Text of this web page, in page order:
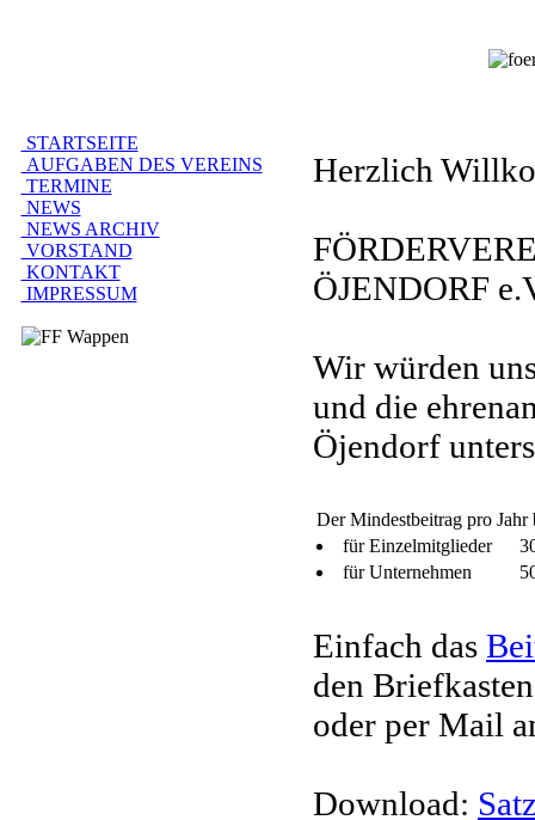
STARTSEITE
AUFGABEN DES VEREINS
TERMINE
NEWS
NEWS ARCHIV
VORSTAND
KONTAKT
IMPRESSUM
Herzlich
ÖJENDORF
Wir würden
und die
Öjendorf
Der Mindestbeitrag pro Jahr
für Einzelmitglieder
für Unternehmen
Einfach das
den
oder per Mail
Download: